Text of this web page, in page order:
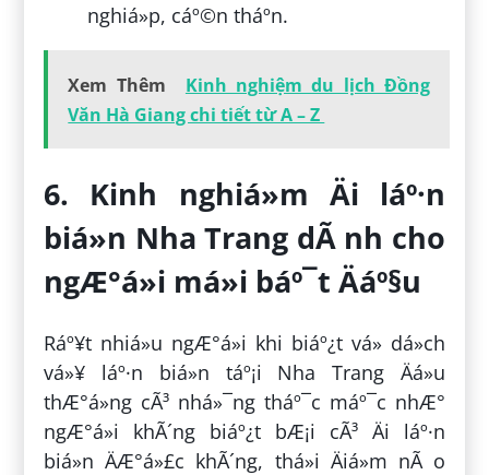
nghiá»p, cáº©n tháº­n.
Xem Thêm
Kinh nghiệm du lịch Đồng
Văn Hà Giang chi tiết từ A – Z
6. Kinh nghiá»m Äi láº·n
biá»n Nha Trang dÃ nh cho
ngÆ°á»i má»i báº¯t Äáº§u
Ráº¥t nhiá»u ngÆ°á»i khi biáº¿t vá» dá»ch
vá»¥ láº·n biá»n táº¡i Nha Trang Äá»u
thÆ°á»ng cÃ³ nhá»¯ng tháº¯c máº¯c nhÆ°
ngÆ°á»i khÃ´ng biáº¿t bÆ¡i cÃ³ Äi láº·n
biá»n ÄÆ°á»£c khÃ´ng, thá»i Äiá»m nÃ o